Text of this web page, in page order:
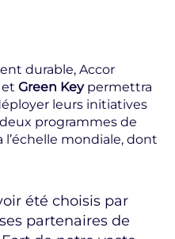
durable, Accor
Green Keypermettra
leurs initiatives
programmes de
mondiale, dont
été choisis par
partenaires de